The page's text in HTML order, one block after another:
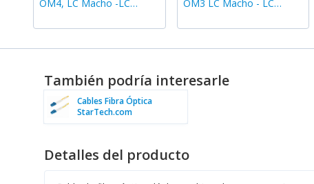
OM4, LC Macho -LC
OM3 LC Macho - LC
Turquesa
También podría interesarle
Cables Fibra Óptica
StarTech.com
Detalles del producto